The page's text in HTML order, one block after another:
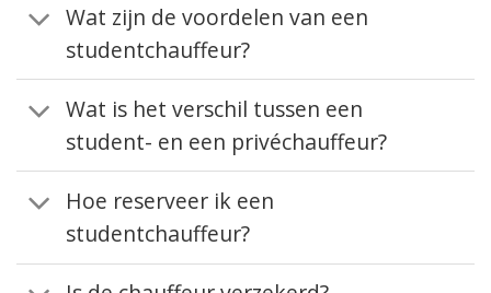
Wat zijn de voordelen van een
studentchauffeur?
Wat is het verschil tussen een
student- en een privéchauffeur?
Hoe reserveer ik een
studentchauffeur?